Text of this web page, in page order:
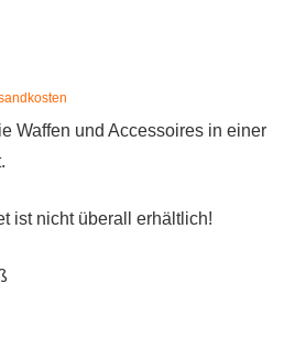
Waffen und Accessoires in einer
ist nicht überall erhältlich!